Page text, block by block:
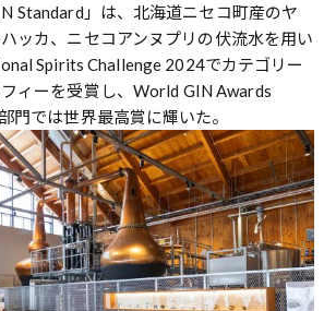
Standard」は、北海道ニセコ町産のヤ
ッカ、ニセコアンヌプリの伏流水を用い
Spirits Challenge 2024でカテゴリー
ィーを受賞し、World GIN Awards
門では世界最高賞に輝いた。